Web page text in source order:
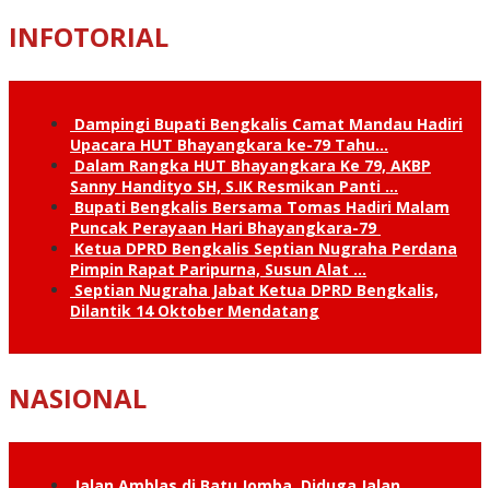
INFOTORIAL
Dampingi Bupati Bengkalis Camat Mandau Hadiri
Upacara HUT Bhayangkara ke-79 Tahu…
Dalam Rangka HUT Bhayangkara Ke 79, AKBP
Sanny Handityo SH, S.IK Resmikan Panti …
Bupati Bengkalis Bersama Tomas Hadiri Malam
Puncak Perayaan Hari Bhayangkara-79
Ketua DPRD Bengkalis Septian Nugraha Perdana
Pimpin Rapat Paripurna, Susun Alat …
Septian Nugraha Jabat Ketua DPRD Bengkalis,
Dilantik 14 Oktober Mendatang
NASIONAL